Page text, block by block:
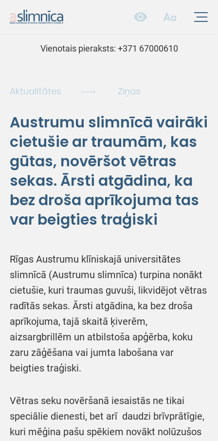
Vienotais pieraksts: +371 67000610
Aktualitātes Ziņas
Austrumu slimnīcā vairāki
cietušie ar traumām, kas
gūtas, novēršot vētras
sekas. Ārsti atgādina, ka
bez droša aprīkojuma tas
var beigties traģiski
Rīgas Austrumu klīniskajā universitātes
slimnīcā (Austrumu slimnīca) turpina nonākt
cietušie, kuri traumas guvuši, likvidējot vētras
radītās sekas. Ārsti atgādina, ka bez droša
aprīkojuma, tajā skaitā ķiverēm,
aizsargbrillēm un atbilstoša apģērba, koku
zaru zāģēšana vai jumta labošana var
beigties traģiski.
Vētras seku novēršanā iesaistās ne tikai
speciālie dienesti, bet arī daudzi brīvprātīgie,
kuri mēģina pašu spēkiem novākt nolūzušos